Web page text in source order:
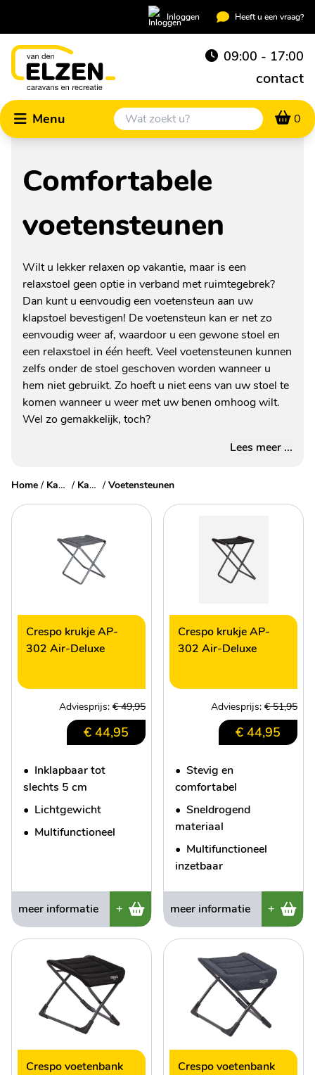
Inloggen Heeft u een vraag?
09:00 - 17:00
contact
Menu 0
Comfortabele
voetensteunen
Wilt u lekker relaxen op vakantie, maar is een
relaxstoel geen optie in verband met ruimtegebrek?
Dan kunt u eenvoudig een voetensteun aan uw
klapstoel bevestigen! De voetensteun kan er net zo
eenvoudig weer af, waardoor u een gewone stoel en
een relaxstoel in één heeft. Veel voetensteunen kunnen
zelfs onder de stoel geschoven worden wanneer u
hem niet gebruikt. Zo hoeft u niet eens van uw stoel te
komen wanneer u weer met uw benen omhoog wilt.
Wel zo gemakkelijk, toch?
Lees meer ...
Home / Kampeermeubelen / Kampeerstoelen / Voetensteunen
Crespo krukje AP-
302 Air-Deluxe
Adviesprijs: € 49,95
€ 44,95
• Inklapbaar tot
slechts 5 cm
• Lichtgewicht
• Multifunctioneel
meer informatie +
Crespo krukje AP-
302 Air-Deluxe
Adviesprijs: € 51,95
€ 44,95
• Stevig en
comfortabel
• Sneldrogend
materiaal
• Multifunctioneel
inzetbaar
meer informatie +
Crespo voetenbank
Crespo voetenbank